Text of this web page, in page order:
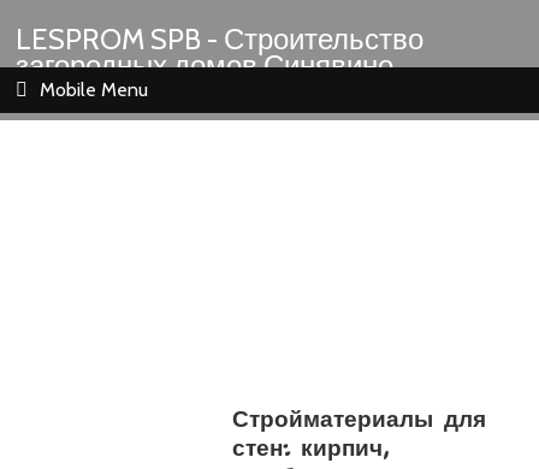
LESPROM SPB - Строительство
загородных домов Синявино
Шлиссельбург Кировск Назия
Mobile Menu
Стройматериалы для
стен: кирпич,